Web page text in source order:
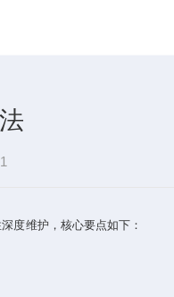
度维护，核心要点如下：